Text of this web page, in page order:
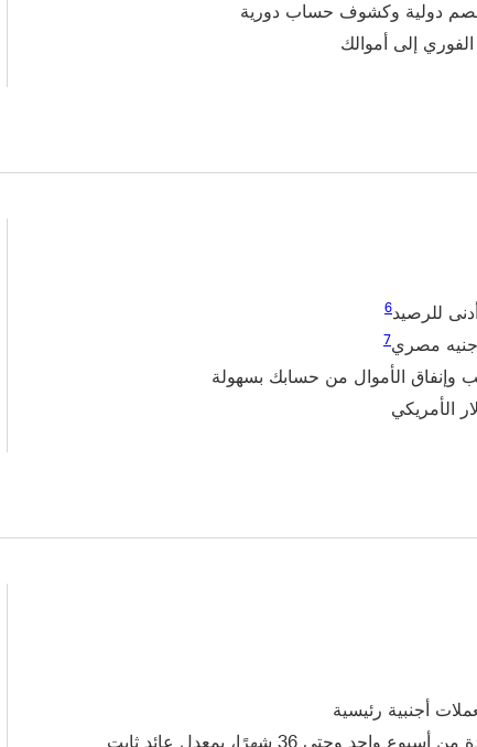
دولية وكشوف حساب دورية
إلى أموالك
للرصيد6
7
الأموال من حسابك بسهولة
الأمريكي
أجنبية رئيسية
36 شهرًا، بمعدل عائد ثابت